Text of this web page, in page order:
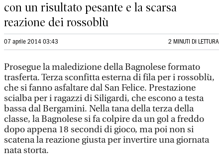
con un risultato pesante e la scarsa
reazione dei rossoblù
07 aprile 2014 03:43 2 MINUTI DI LETTURA
Prosegue la maledizione della Bagnolese formato
trasferta. Terza sconfitta esterna di fila per i rossoblù,
che si fanno asfaltare dal San Felice. Prestazione
scialba per i ragazzi di Siligardi, che escono a testa
bassa dal Bergamini. Nella tana della terza della
classe, la Bagnolese si fa colpire da un gol a freddo
dopo appena 18 secondi di gioco, ma poi non si
scatena la reazione giusta per invertire una giornata
nata storta.